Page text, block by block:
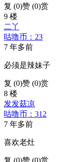
复 (0)赞 (0)赏
9 楼
二丫
咕噜币：23
7 年多前
必须是辣妹子
复 (0)赞 (0)赏
8 楼
发发菇凉
咕噜币：312
7 年多前
喜欢老灶